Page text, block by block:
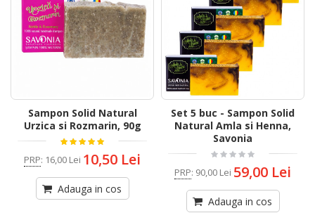
Sampon Solid Natural
Urzica si Rozmarin, 90g
PRP: 16,00 Lei 10,50 Lei
Adauga in cos
Set 5 buc - Sampon Solid
Natural Amla si Henna,
Savonia
PRP: 90,00 Lei 59,00 Lei
Adauga in cos